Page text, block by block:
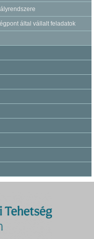
által vállalt feladatok